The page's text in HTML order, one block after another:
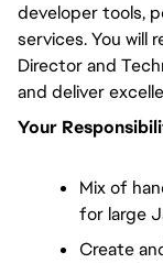
developer tools,
services. You will
Director and
and deliver
Your
Mix of
for large
Create